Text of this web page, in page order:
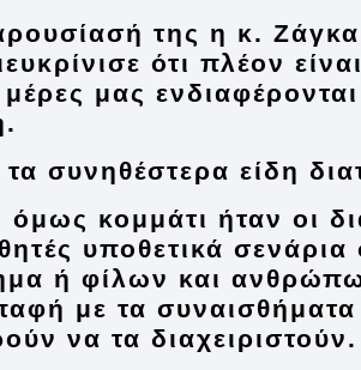
της η κ.
ότι πλέον
μας
συνηθέστερα είδη
όμως κομμάτι ήταν οι
υποθετικά
ή φίλων και
με τα
να τα διαχειριστούν.